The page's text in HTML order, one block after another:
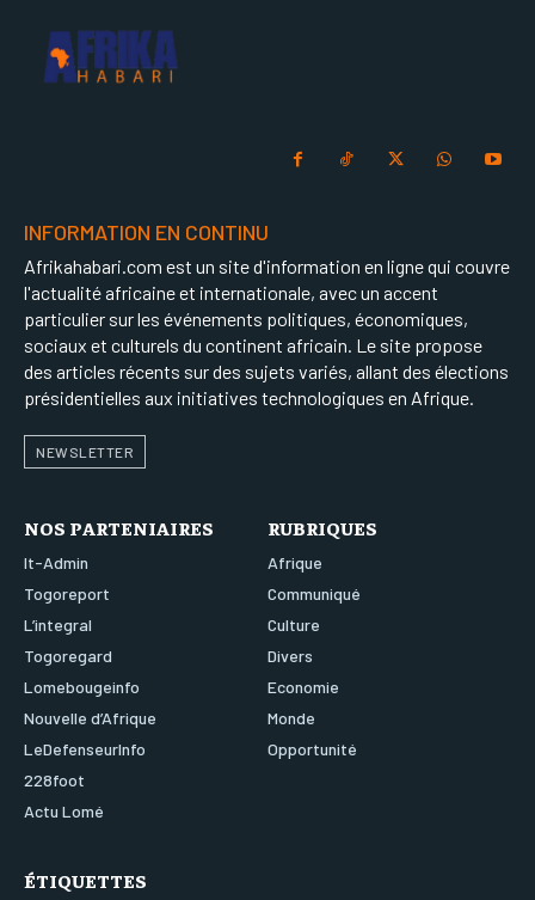
INFORMATION EN CONTINU
Afrikahabari.com est un site d'information en ligne qui couvre
l'actualité africaine et internationale, avec un accent
particulier sur les événements politiques, économiques,
sociaux et culturels du continent africain. Le site propose
des articles récents sur des sujets variés, allant des élections
présidentielles aux initiatives technologiques en Afrique.
NEWSLETTER
NOS PARTENIAIRES
It-Admin
Togoreport
L’integral
Togoregard
Lomebougeinfo
Nouvelle d’Afrique
LeDefenseurInfo
228foot
Actu Lomé
RUBRIQUES
Afrique
Communiqué
Culture
Divers
Economie
Monde
Opportunité
ÉTIQUETTES